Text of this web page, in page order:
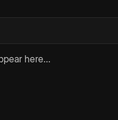
here...